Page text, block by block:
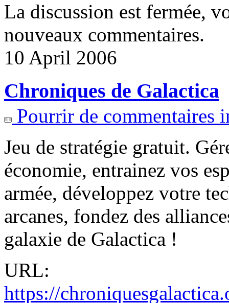
La discussion est fermée,
nouveaux commentaires.
10 April 2006
Chroniques de Galactica
Pourrir de commentaires
Jeu de stratégie gratuit.
économie, entrainez vos
armée, développez votre
arcanes, fondez des
galaxie de Galactica !
URL:
https://